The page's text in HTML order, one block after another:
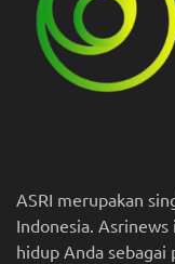
ASRI merupakan
Indonesia.
hidup Anda